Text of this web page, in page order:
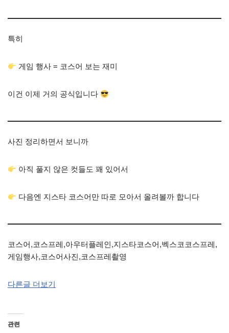
특히
게임 행사 = 코스어 보는 재미
이건 이제 거의 공식입니다
사진 정리하면서 보니까
아직 풀지 않은 컷들도 꽤 있어서
다음엔 지스타 코스어만 따로 모아서 올려볼까 합니다
코스어,코스프레,아우터플레인,지스타코스어,벡스코코스프레,
게임행사,코스어사진,코스프레촬영
다른글 더보기
관련